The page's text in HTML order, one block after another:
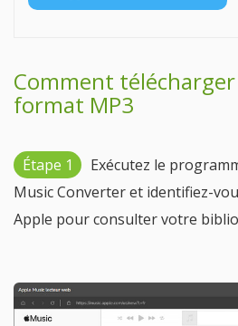
Comment
format MP3
Étape 1
Exécutez le
Music Converter et identifiez-
Apple pour consulter votre